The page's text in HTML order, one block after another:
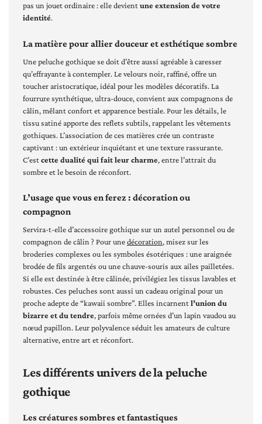
pas un jouet ordinaire : elle devientune extension de votre
identité.
La matière pour allier douceur et esthétique sombre
Une peluche gothique se doit d’être aussi agréable à caresser
qu’effrayante à contempler. Le velours noir, raffiné, offre un
toucher aristocratique, idéal pour les modèles décoratifs. La
fourrure synthétique, ultra-douce, convient aux compagnons de
câlin, mêlant confort et apparence bestiale. Pour les détails, le
tissu satiné apporte des reflets subtils, rappelant les vêtements
gothiques. L’association de ces matières crée un contraste
captivant : un extérieur inquiétant et une texture rassurante.
C’estcette dualité qui fait leur charme, entre l’attrait du
sombre et le besoin de réconfort.
L’usage que vous en ferez : décoration ou
compagnon
Servira-t-elle d’accessoire gothique sur un autel personnel ou de
compagnon de câlin ? Pour unedécoration, misez sur les
broderies complexes ou les symboles ésotériques : une araignée
brodée de fils argentés ou une chauve-souris aux ailes pailletées.
Si elle est destinée à être câlinée, privilégiez les tissus lavables et
robustes. Ces peluches sont aussi un cadeau original pour un
proche adepte de “kawaii sombre”. Elles incarnentl’union du
bizarre et du tendre, parfois même ornées d’un lapin vaudou au
nœud papillon. Leur polyvalence séduit les amateurs de culture
alternative, entre art et réconfort.
Les différents univers de la peluche
gothique
Les créatures sombres et fantastiques